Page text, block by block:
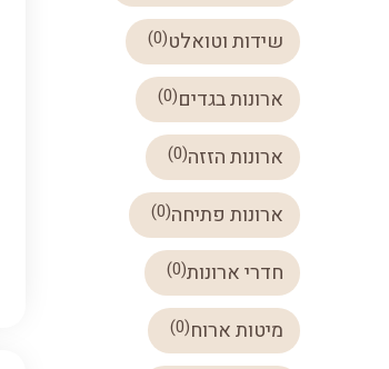
שידות וטואלט(
0
)
ארונות בגדים(
0
)
ארונות הזזה(
0
)
ארונות פתיחה(
0
)
חדרי ארונות(
0
)
מיטות ארוח(
0
)